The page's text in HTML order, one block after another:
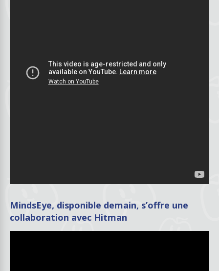
MindsEye, disponible demain, s’offre une
collaboration avec Hitman